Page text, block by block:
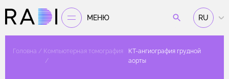
МЕНЮ RU
Головна Компьютерная томография
КТ-ангиография грудной
аорты